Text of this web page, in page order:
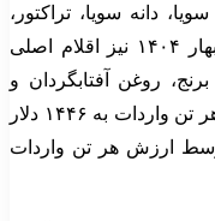
دانه سویا، تراکتور،
برنج و قطعات منفصله خودرو بود. در بهار ۱۴۰۴ نیز اقلام اصلی
روغن آفتابگردان و
گوشی تلفن همراه بود و متوسط ارزش هر تن واردات به ۱۴۴۶ دلار
نخست ۱۴۰۴ هم متوسط ارزش هر تن واردات